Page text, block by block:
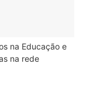
na Educação e
na rede